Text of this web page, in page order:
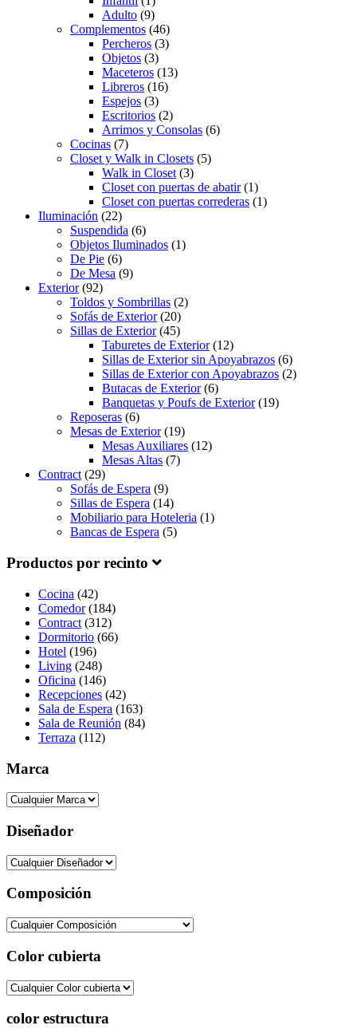
Adulto (9)
Complementos (46)
Percheros (3)
Objetos (3)
Maceteros (13)
Libreros (16)
Espejos (3)
Escritorios (2)
Arrimos y Consolas (6)
Cocinas (7)
Closet y Walk in Closets (5)
Walk in Closet (3)
Closet con puertas de abatir(1)
Closet con puertas correderas (1)
Iluminación (22)
Suspendida (6)
Objetos Iluminados (1)
De Pie (6)
De Mesa (9)
Exterior(92)
Toldos y Sombrillas (2)
Sofás de Exterior(20)
Sillas de Exterior(45)
Taburetes de Exterior(12)
Sillas de Exterior sin Apoyabrazos (6)
Sillas de Exterior con Apoyabrazos (2)
Butacas de Exterior(6)
Banquetas y Poufs de Exterior(19)
Reposeras (6)
Mesas de Exterior(19)
Mesas Auxiliares (12)
Mesas Altas (7)
Contract (29)
Sofás de Espera (9)
Sillas de Espera (14)
Mobiliario para Hoteleria (1)
Bancas de Espera (5)
Productos por recinto
Cocina (42)
Comedor(184)
Contract (312)
Dormitorio (66)
Hotel (196)
Living (248)
Oficina (146)
Recepciones (42)
Sala de Espera (163)
Sala de Reunión (84)
Terraza (112)
Marca
Diseñador
Composición
Color cubierta
color estructura